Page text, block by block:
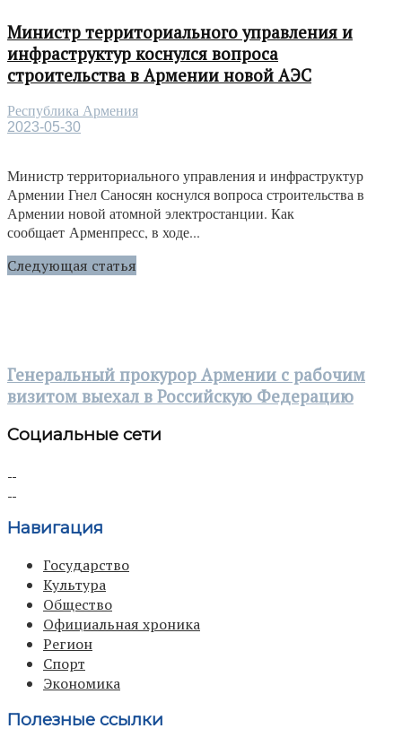
Министр территориального управления и
инфраструктур коснулся вопроса
строительства в Армении новой АЭС
Республика Армения
2023-05-30
Министр территориального управления и инфраструктур
Армении Гнел Саносян коснулся вопроса строительства в
Армении новой атомной электростанции. Как
сообщает Арменпресс, в ходе...
Следующая статья
Генеральный прокурор Армении с рабочим
визитом выехал в Российскую Федерацию
Социальные сети
Навигация
Государство
Культура
Общество
Официальная хроника
Регион
Спорт
Экономика
Полезные ссылки